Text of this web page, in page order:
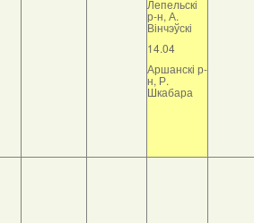
Лепельскі
р-н, А.
Вінчэўскі
14.04
Аршанскі р-
н, Р.
Шкабара